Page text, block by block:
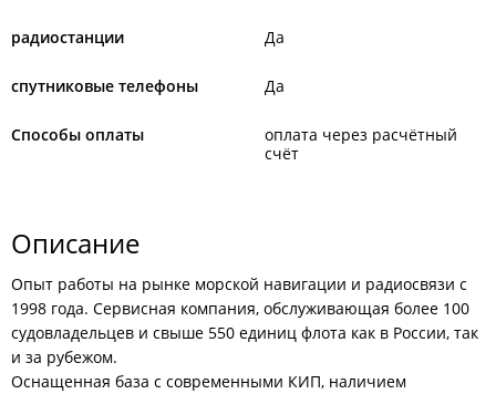
радиостанции Да
спутниковые телефоны Да
Способы оплаты
оплата через расчётный
счёт
Описание
Опыт работы на рынке морской навигации и радиосвязи с
1998 года. Сервисная компания, обслуживающая более 100
судовладельцев и свыше 550 единиц флота как в России, так
и за рубежом.
Оснащенная база с современными КИП, наличием